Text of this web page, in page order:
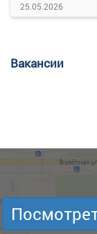
25.05.2026
Вакансии